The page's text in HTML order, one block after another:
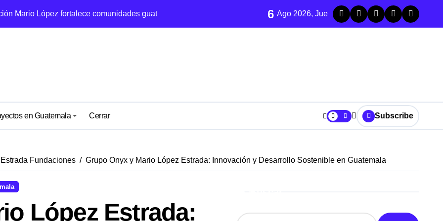
en cada proyecto
el desarrollo en comunidades rurales
por la responsabilidad social
con el desarrollo social desde la Fundación Mario López Estrada
6 Ago 2026, Jue
en Guatemala Cerrar Subscribe
Fundaciones Grupo Onyx y Mario López Estrada: Innovación y Desarrollo Sostenible en Guatemala
López Estrada: